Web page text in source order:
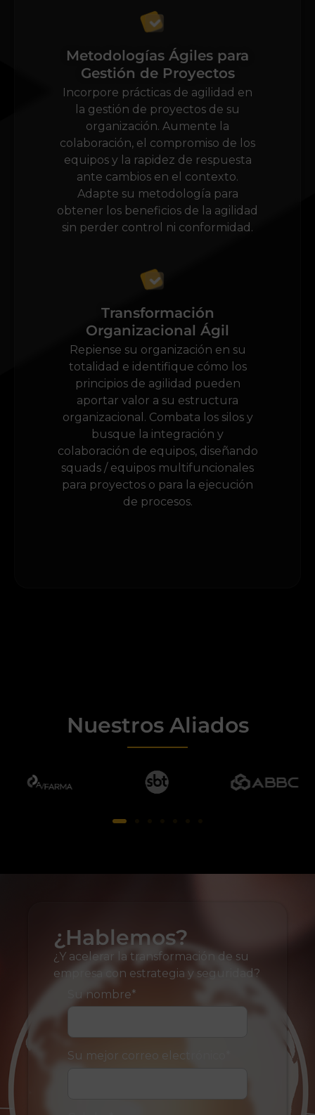
Metodologías Ágiles para
Gestión de Proyectos
Incorpore prácticas de agilidad en
la gestión de proyectos de su
organización. Aumente la
colaboración, el compromiso de los
equipos y la rapidez de respuesta
ante cambios en el contexto.
Adapte su metodología para
obtener los beneficios de la agilidad
sin perder control ni conformidad.
Transformación
Organizacional Ágil
Repiense su organización en su
totalidad e identifique cómo los
principios de agilidad pueden
aportar valor a su estructura
organizacional. Combata los silos y
busque la integración y
colaboración de equipos, diseñando
squads / equipos multifuncionales
para proyectos o para la ejecución
de procesos.
Nuestros Aliados
¿Hablemos?
¿Y acelerar la transformación de su
empresa con estrategia y seguridad?
Su nombre*
Su mejor correo electrónico*